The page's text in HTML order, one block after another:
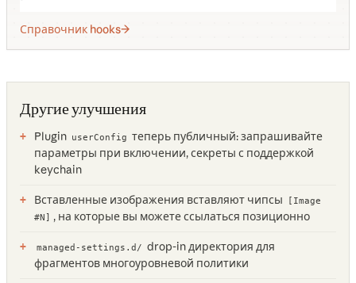
Справочник hooks
Другие улучшения
Plugin userConfig теперь публичный: запрашивайте
параметры при включении, секреты с поддержкой
keychain
Вставленные изображения вставляют чипсы
[Image
#N] , на которые вы можете ссылаться позиционно
managed-settings.d/ drop-in директория для
фрагментов многоуровневой политики